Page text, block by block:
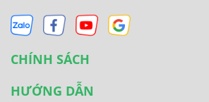
CHÍNH SÁCH
HƯỚNG DẪN